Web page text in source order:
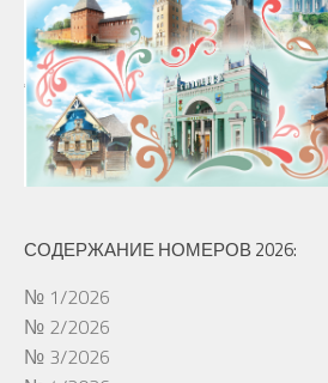
СОДЕРЖАНИЕ НОМЕРОВ 2026:
№ 1/2026
№ 2/2026
№ 3/2026